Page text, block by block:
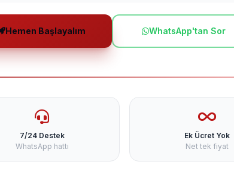
Hemen Başlayalım WhatsApp'tan Sor
7/24 Destek
WhatsApp hattı
Ek Ücret Yok
Net tek fiyat